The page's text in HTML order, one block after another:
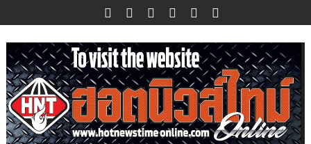
to
content